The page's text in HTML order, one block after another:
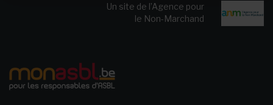
Un site de l’Agence pour
le Non-Marchand